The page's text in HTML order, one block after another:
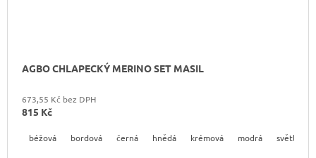
AGBO CHLAPECKÝ MERINO SET MASIL
673,55 Kč bez DPH
815 Kč
béžová bordová černá hnědá krémová modrá světle